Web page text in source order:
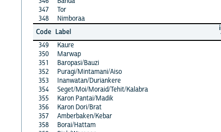
347
Tor
348
Nimboraa
Code Label
349
Kaure
350
Marwap
351
Baropasi/Bauzi
352
Puragi/Mintamani/Aiso
353
Inanwatan/Duriankere
354
Seget/Moi/Moraid/Tehit/Kalabra
355
Karon Pantai/Madik
356
Karon Dori/Brat
357
Amberbaken/Kebar
358
Borai/Hattam